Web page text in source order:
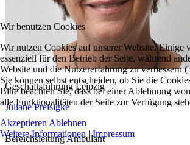
Geschäftsführung Leipzig
Juliane Preisigke
Bereichsleitung Ambulant
Wir benutzen Cookies
Wir nutzen Cookies auf unserer Website. Einige
essenziell für den Betrieb der Seite, während
Website und die Nutzererfahrung zu verbessern
Sie können selbst entscheiden, ob Sie die
Bitte beachten Sie, dass bei einer Ablehnung
alle Funktionalitäten der Seite zur Verfügung
Akzeptieren Ablehnen
Weitere Informationen |Impressum